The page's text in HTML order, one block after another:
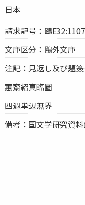
日本
請求記号：鴎E32:1107
文庫区分：鴎外文庫
注記：見返し及び題
蕙齋紹真臨圖
四週単辺無界
備考：国文学研究資